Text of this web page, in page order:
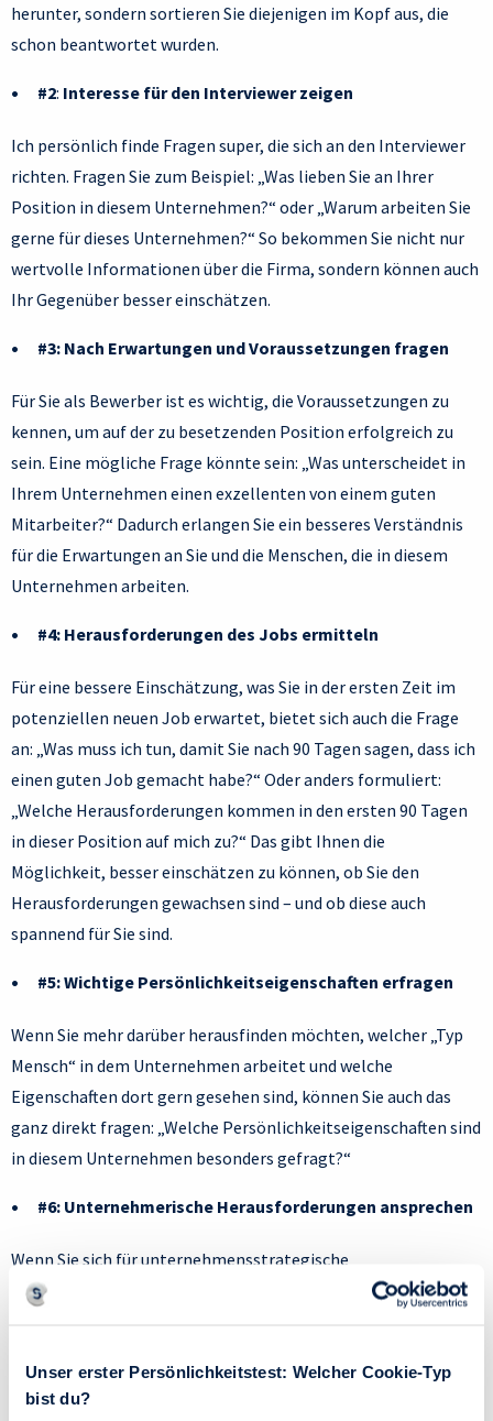
Unser erster Persönlichkeitstest: Welcher Cookie-Typ
bist du?
herunter, sondern sortieren Sie diejenigen im Kopf aus, die
schon beantwortet wurden.
#2: Interesse für den Interviewer zeigen
Ich persönlich finde Fragen super, die sich an den Interviewer
richten. Fragen Sie zum Beispiel: „Was lieben Sie an Ihrer
Position in diesem Unternehmen?“ oder „Warum arbeiten Sie
gerne für dieses Unternehmen?“ So bekommen Sie nicht nur
wertvolle Informationen über die Firma, sondern können auch
Ihr Gegenüber besser einschätzen.
#3: Nach Erwartungen und Voraussetzungen fragen
Für Sie als Bewerber ist es wichtig, die Voraussetzungen zu
kennen, um auf der zu besetzenden Position erfolgreich zu
sein. Eine mögliche Frage könnte sein: „Was unterscheidet in
Ihrem Unternehmen einen exzellenten von einem guten
Mitarbeiter?“ Dadurch erlangen Sie ein besseres Verständnis
für die Erwartungen an Sie und die Menschen, die in diesem
Unternehmen arbeiten.
#4: Herausforderungen des Jobs ermitteln
Für eine bessere Einschätzung, was Sie in der ersten Zeit im
potenziellen neuen Job erwartet, bietet sich auch die Frage
an: „Was muss ich tun, damit Sie nach 90 Tagen sagen, dass ich
einen guten Job gemacht habe?“ Oder anders formuliert:
„Welche Herausforderungen kommen in den ersten 90 Tagen
in dieser Position auf mich zu?“ Das gibt Ihnen die
Möglichkeit, besser einschätzen zu können, ob Sie den
Herausforderungen gewachsen sind – und ob diese auch
spannend für Sie sind.
#5: Wichtige Persönlichkeitseigenschaften erfragen
Wenn Sie mehr darüber herausfinden möchten, welcher „Typ
Mensch“ in dem Unternehmen arbeitet und welche
Eigenschaften dort gern gesehen sind, können Sie auch das
ganz direkt fragen: „Welche Persönlichkeitseigenschaften sind
in diesem Unternehmen besonders gefragt?“
#6: Unternehmerische Herausforderungen ansprechen
Wenn Sie sich für unternehmensstrategische
Zusammenhänge interessieren, ist es auch gut zu fragen:
inhaltliche Frage, mit der Sie sicher beeindrucken können.